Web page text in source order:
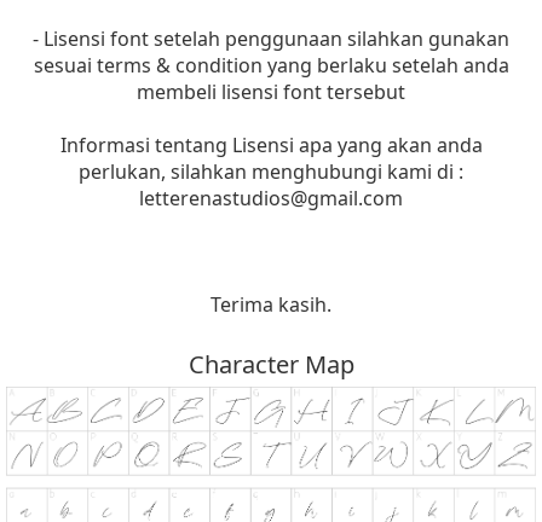
- Lisensi font setelah penggunaan silahkan gunakan
sesuai terms & condition yang berlaku setelah anda
membeli lisensi font tersebut
Informasi tentang Lisensi apa yang akan anda
perlukan, silahkan menghubungi kami di :
letterenastudios@gmail.com
Terima kasih.
Character Map